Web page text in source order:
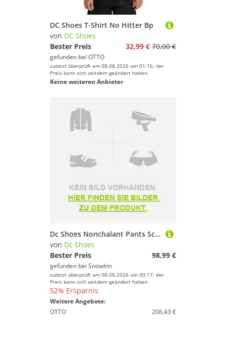
DC Shoes T-Shirt No Hitter Bp
von DC Shoes
Bester Preis
32,99 € 70,00 €
gefunden bei OTTO
zuletzt überprüft am 08.08.2026 um 01:16; der
Preis kann sich seitdem geändert haben.
Keine weiteren Anbieter
Dc Shoes Nonchalant Pants Schwarz M Frau
von Dc Shoes
Bester Preis
98,99 €
gefunden bei SnowInn
zuletzt überprüft am 08.08.2026 um 00:17; der
Preis kann sich seitdem geändert haben.
52% Ersparnis
Weitere Angebote:
OTTO
206,43 €